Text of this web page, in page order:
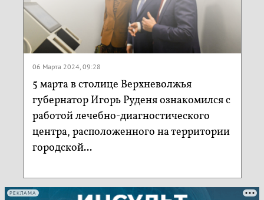
06 Марта 2024, 09:28
5 марта в столице Верхневолжья
губернатор Игорь Руденя ознакомился с
работой лечебно-диагностического
центра, расположенного на территории
городской...
РЕКЛАМА